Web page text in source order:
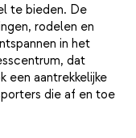
te bieden. De
rodelen en
in het
dat
een aantrekkelijke
die af en toe